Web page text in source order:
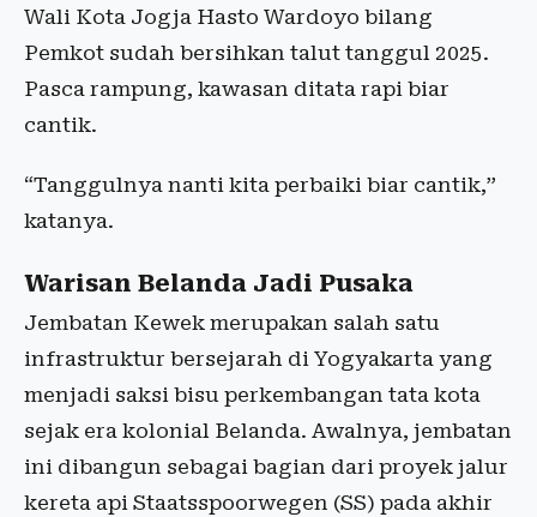
Wali Kota Jogja Hasto Wardoyo bilang
Pemkot sudah bersihkan talut tanggul 2025.
Pasca rampung, kawasan ditata rapi biar
cantik.
“Tanggulnya nanti kita perbaiki biar cantik,”
katanya.
Warisan Belanda Jadi Pusaka
Jembatan Kewek merupakan salah satu
infrastruktur bersejarah di Yogyakarta yang
menjadi saksi bisu perkembangan tata kota
sejak era kolonial Belanda. Awalnya, jembatan
ini dibangun sebagai bagian dari proyek jalur
kereta api Staatsspoorwegen (SS) pada akhir